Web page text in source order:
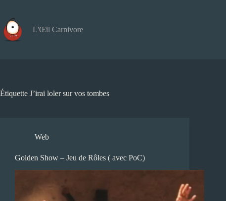
contenu
L'Œil Carnivore
Étiquette J’irai loler sur vos tombes
Web
Golden Show – Jeu de Rôles ( avec PoC)